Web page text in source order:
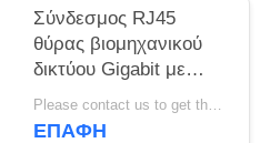
Σύνδεσμος RJ45
θύρας βιομηχανικού
δικτύου Gigabit με
προστατευτική ζώνη
φωτός TAB DOWN
Please contact us to get the latest price. MOQ:1 Τεμάχιο
ΕΠΑΦΉ